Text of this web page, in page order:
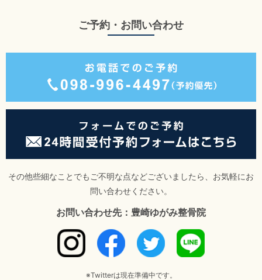
ご予約・お問い合わせ
その他些細なことでもご不明な点などございましたら、お気軽にお
問い合わせください。
お問い合わせ先：豊崎ゆがみ整骨院
※Twitterは現在準備中です。